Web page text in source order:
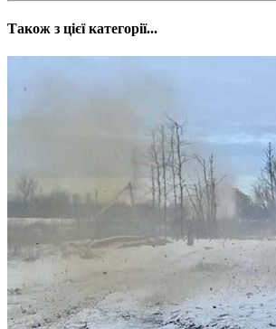
Також з цієї категорії...